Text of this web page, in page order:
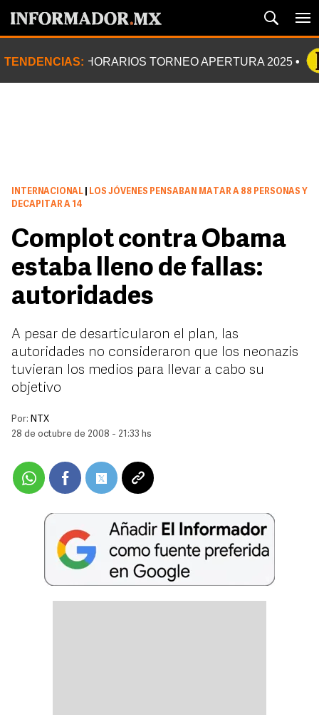
TENDENCIAS: HORARIOS TORNEO APERTURA 2025
INTERNACIONAL
LOS JÓVENES PENSABAN MATAR A 88 PERSONAS Y
DECAPITAR A 14
Complot contra Obama
estaba lleno de fallas:
autoridades
A pesar de desarticularon el plan, las
autoridades no consideraron que los neonazis
tuvieran los medios para llevar a cabo su
objetivo
Por: NTX
28 de octubre de 2008 - 21:33 hs